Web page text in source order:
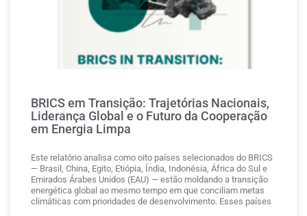
BRICS em Transição: Trajetórias Nacionais,
Liderança Global e o Futuro da Cooperação
em Energia Limpa
Este relatório analisa como oito países selecionados do BRICS
— Brasil, China, Egito, Etiópia, Índia, Indonésia, África do Sul e
Emirados Árabes Unidos (EAU) — estão moldando a transição
energética global ao mesmo tempo em que conciliam metas
climáticas com prioridades de desenvolvimento. Esses países